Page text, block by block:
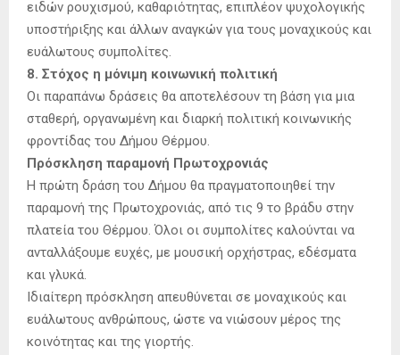
ειδών ρουχισμού, καθαριότητας, επιπλέον ψυχολογικής
υποστήριξης και άλλων αναγκών για τους μοναχικούς και
ευάλωτους συμπολίτες.
8. Στόχος η μόνιμη κοινωνική πολιτική
Οι παραπάνω δράσεις θα αποτελέσουν τη βάση για μια
σταθερή, οργανωμένη και διαρκή πολιτική κοινωνικής
φροντίδας του Δήμου Θέρμου.
Πρόσκληση παραμονή Πρωτοχρονιάς
Η πρώτη δράση του Δήμου θα πραγματοποιηθεί την
παραμονή της Πρωτοχρονιάς, από τις 9 το βράδυ στην
πλατεία του Θέρμου. Όλοι οι συμπολίτες καλούνται να
ανταλλάξουμε ευχές, με μουσική ορχήστρας, εδέσματα
και γλυκά.
Ιδιαίτερη πρόσκληση απευθύνεται σε μοναχικούς και
ευάλωτους ανθρώπους, ώστε να νιώσουν μέρος της
κοινότητας και της γιορτής.